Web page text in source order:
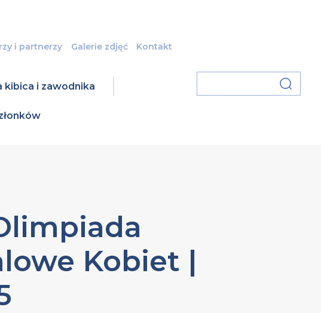
i partnerzy Galerie zdjęć Kontakt
kibica i zawodnika
Kobiet |